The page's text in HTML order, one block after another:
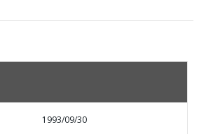
1993/09/30